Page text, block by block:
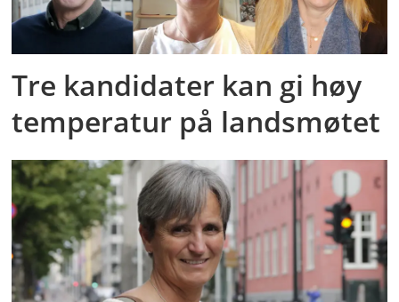
Tre kandidater kan gi høy
temperatur på landsmøtet